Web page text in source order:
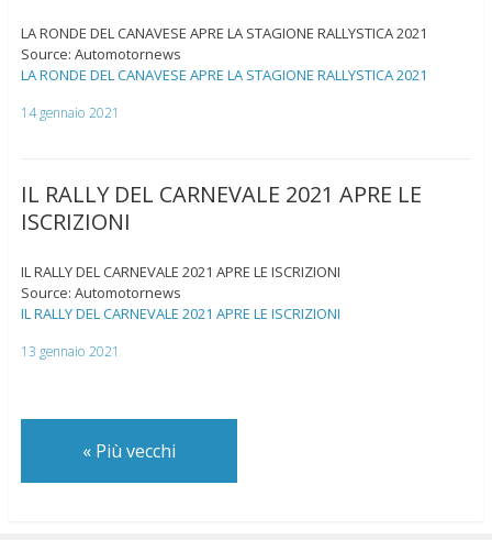
LA RONDE DEL CANAVESE APRE LA STAGIONE RALLYSTICA 2021
Source: Automotornews
LA RONDE DEL CANAVESE APRE LA STAGIONE RALLYSTICA 2021
14 gennaio 2021
IL RALLY DEL CARNEVALE 2021 APRE LE
ISCRIZIONI
IL RALLY DEL CARNEVALE 2021 APRE LE ISCRIZIONI
Source: Automotornews
IL RALLY DEL CARNEVALE 2021 APRE LE ISCRIZIONI
13 gennaio 2021
«Più vecchi